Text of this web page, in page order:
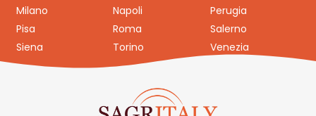
Milano
Napoli
Perugia
Pisa
Roma
Salerno
Siena
Torino Venezia